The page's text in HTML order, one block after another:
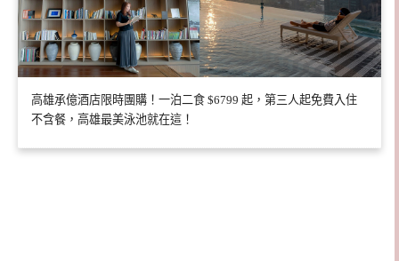
高雄承億酒店限時團購！一泊二食 $6799 起，第三人起免費入住
不含餐，高雄最美泳池就在這！